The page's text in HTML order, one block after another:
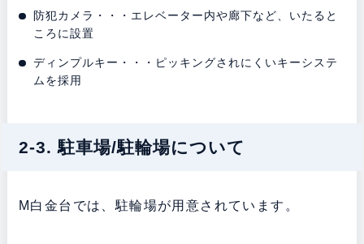
防犯カメラ・・・エレベーター内や廊下など、いたると
ころに設置
ディンプルキー・・・ピッキングされにくいキーシステ
ムを採用
2-3. 駐車場/駐輪場について
M白金台では、駐輪場が用意されています。